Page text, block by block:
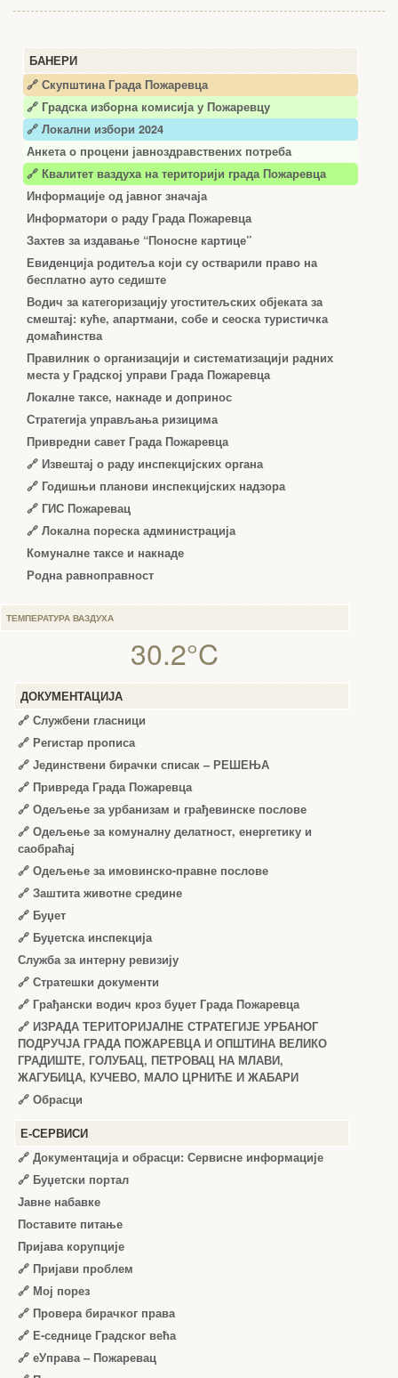
БАНЕРИ
🔗 Скупштина Града Пожаревца
🔗 Градска изборна комисија у Пожаревцу
🔗 Локални избори 2024
Анкета о процени јавноздравствених потреба
🔗 Квалитет ваздуха на територији града Пожаревца
Информације од јавног значаја
Информатори о раду Града Пожаревца
Захтев за издавање “Поносне картице”
Евиденција родитеља који су остварили право на
бесплатно ауто седиште
Водич за категоризацију угоститељских објеката за
смештај: куће, апартмани, собе и сеоска туристичка
домаћинства
Правилник о организацији и систематизацији радних
места у Градској управи Града Пожаревца
Локалне таксе, накнаде и допринос
Стратегија управљања ризицима
Привредни савет Града Пожаревца
🔗 Извештај о раду инспекцијских органа
🔗 Годишњи планови инспекцијских надзора
🔗 ГИС Пожаревац
🔗 Локална пореска администрација
Комуналне таксе и накнаде
Родна равноправност
ТЕМПЕРАТУРА ВАЗДУХА
30.2°C
ДОКУМЕНТАЦИЈА
🔗 Службени гласници
🔗 Регистар прописа
🔗 Јединствени бирачки списак – РЕШЕЊА
🔗 Привреда Града Пожаревца
🔗 Одељење за урбанизам и грађевинске послове
🔗 Одељење за комуналну делатност, енергетику и
саобраћај
🔗 Одељење за имовинско-правне послове
🔗 Заштита животне средине
🔗 Буџет
🔗 Буџетска инспекција
Служба за интерну ревизију
🔗 Стратешки документи
🔗 Грађански водич кроз буџет Града Пожаревца
🔗 ИЗРАДА ТЕРИТОРИЈАЛНЕ СТРАТЕГИЈЕ УРБАНОГ
ПОДРУЧЈА ГРАДА ПОЖАРЕВЦА И ОПШТИНА ВЕЛИКО
ГРАДИШТЕ, ГОЛУБАЦ, ПЕТРОВАЦ НА МЛАВИ,
ЖАГУБИЦА, КУЧЕВО, МАЛО ЦРНИЋЕ И ЖАБАРИ
🔗 Обрасци
Е-СЕРВИСИ
🔗 Документација и обрасци: Сервисне информације
🔗 Буџетски портал
Јавне набавке
Поставите питање
Пријава корупције
🔗 Пријави проблем
🔗 Мој порез
🔗 Провера бирачког права
🔗 Е-седнице Градског већа
🔗 еУправа – Пожаревац